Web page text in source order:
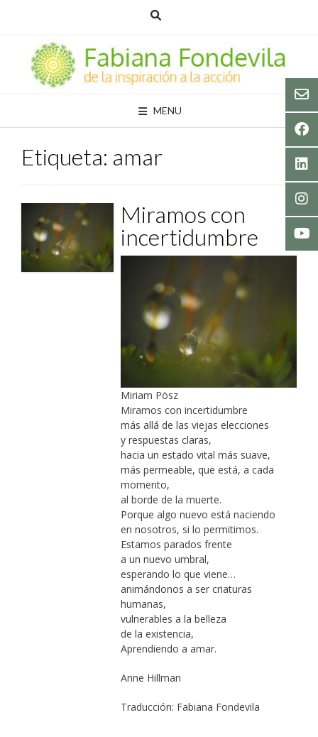
MENU
Etiqueta: amar
Miramos con
incertidumbre
Miriam Pösz
Miramos con incertidumbre
más allá de las viejas elecciones
y respuestas claras,
hacia un estado vital más suave,
más permeable, que está, a cada
momento,
al borde de la muerte.
Porque algo nuevo está naciendo
en nosotros, si lo permitimos.
Estamos parados frente
a un nuevo umbral,
esperando lo que viene…
animándonos a ser criaturas
humanas,
vulnerables a la belleza
de la existencia,
Aprendiendo a amar.
Anne Hillman
Traducción: Fabiana Fondevila